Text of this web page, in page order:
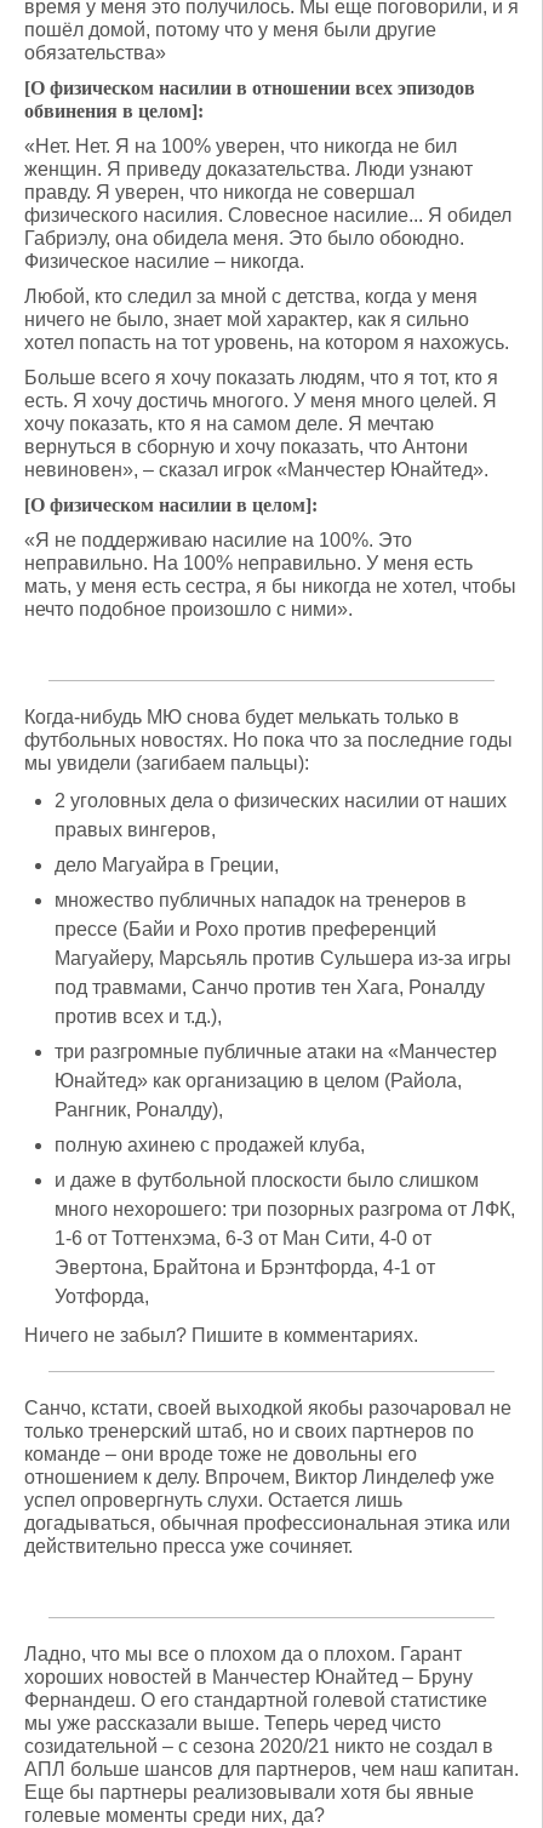
время у меня это получилось. Мы еще поговорили, и я
пошёл домой, потому что у меня были другие
обязательства»
[О физическом насилии в отношении всех эпизодов
обвинения в целом]:
«Нет. Нет. Я на 100% уверен, что никогда не бил
женщин. Я приведу доказательства. Люди узнают
правду. Я уверен, что никогда не совершал
физического насилия. Словесное насилие... Я обидел
Габриэлу, она обидела меня. Это было обоюдно.
Физическое насилие – никогда.
Любой, кто следил за мной с детства, когда у меня
ничего не было, знает мой характер, как я сильно
хотел попасть на тот уровень, на котором я нахожусь.
Больше всего я хочу показать людям, что я тот, кто я
есть. Я хочу достичь многого. У меня много целей. Я
хочу показать, кто я на самом деле. Я мечтаю
вернуться в сборную и хочу показать, что Антони
невиновен», – сказал игрок «Манчестер Юнайтед».
[О физическом насилии в целом]:
«Я не поддерживаю насилие на 100%. Это
неправильно. На 100% неправильно. У меня есть
мать, у меня есть сестра, я бы никогда не хотел, чтобы
нечто подобное произошло с ними».
Когда-нибудь МЮ снова будет мелькать только в
футбольных новостях. Но пока что за последние годы
мы увидели (загибаем пальцы):
2 уголовных дела о физических насилии от наших
правых вингеров,
дело Магуайра в Греции,
множество публичных нападок на тренеров в
прессе (Байи и Рохо против преференций
Магуайеру, Марсьяль против Сульшера из-за игры
под травмами, Санчо против тен Хага, Роналду
против всех и т.д.),
три разгромные публичные атаки на «Манчестер
Юнайтед» как организацию в целом (Райола,
Рангник, Роналду),
полную ахинею с продажей клуба,
и даже в футбольной плоскости было слишком
много нехорошего: три позорных разгрома от ЛФК,
1-6 от Тоттенхэма, 6-3 от Ман Сити, 4-0 от
Эвертона, Брайтона и Брэнтфорда, 4-1 от
Уотфорда,
Ничего не забыл? Пишите в комментариях.
Санчо, кстати, своей выходкой якобы разочаровал не
только тренерский штаб, но и своих партнеров по
команде – они вроде тоже не довольны его
отношением к делу. Впрочем, Виктор Линделеф уже
успел опровергнуть слухи. Остается лишь
догадываться, обычная профессиональная этика или
действительно пресса уже сочиняет.
Ладно, что мы все о плохом да о плохом. Гарант
хороших новостей в Манчестер Юнайтед – Бруну
Фернандеш. О его стандартной голевой статистике
мы уже рассказали выше. Теперь черед чисто
созидательной – с сезона 2020/21 никто не создал в
АПЛ больше шансов для партнеров, чем наш капитан.
Еще бы партнеры реализовывали хотя бы явные
голевые моменты среди них, да?